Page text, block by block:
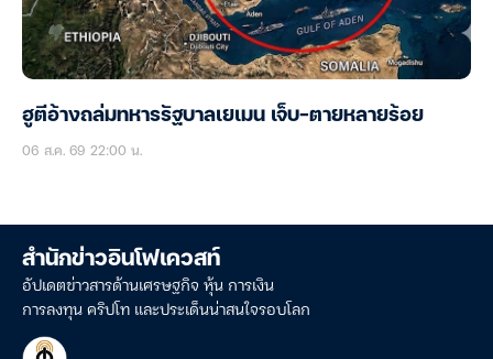
ฮูตีอ้างถล่มทหารรัฐบาลเยเมน เจ็บ-ตายหลายร้อย
06 ส.ค. 69 22:00 น.
สำนักข่าวอินโฟเควสท์
อัปเดตข่าวสารด้านเศรษฐกิจ หุ้น การเงิน
การลงทุน คริปโท และประเด็นน่าสนใจรอบโลก